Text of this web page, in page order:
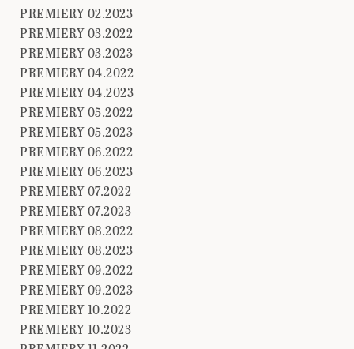
PREMIERY 02.2023
PREMIERY 03.2022
PREMIERY 03.2023
PREMIERY 04.2022
PREMIERY 04.2023
PREMIERY 05.2022
PREMIERY 05.2023
PREMIERY 06.2022
PREMIERY 06.2023
PREMIERY 07.2022
PREMIERY 07.2023
PREMIERY 08.2022
PREMIERY 08.2023
PREMIERY 09.2022
PREMIERY 09.2023
PREMIERY 10.2022
PREMIERY 10.2023